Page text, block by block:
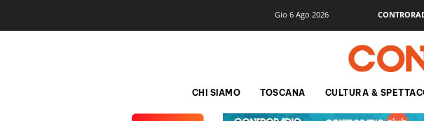
Gio 6 Ago 2026
CHI SIAMO TOSCANA CULTURA &